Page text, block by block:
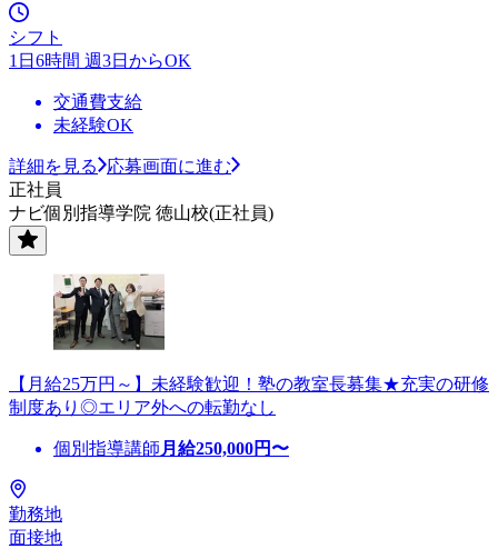
シフト
1日6時間 週3日からOK
交通費支給
未経験OK
詳細を見る
応募画面に進む
正社員
ナビ個別指導学院 徳山校(正社員)
【月給25万円～】未経験歓迎！塾の教室長募集★充実の研修
制度あり◎エリア外への転勤なし
個別指導講師 月給250,000円〜
勤務地
面接地